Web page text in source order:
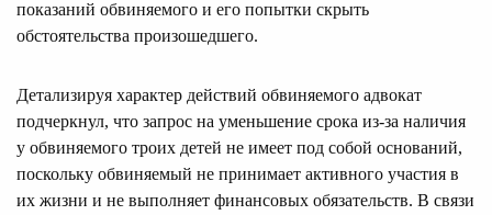
показаний обвиняемого и его попытки скрыть
обстоятельства произошедшего.
Детализируя характер действий обвиняемого адвокат
подчеркнул, что запрос на уменьшение срока из-за наличия
у обвиняемого троих детей не имеет под собой оснований,
поскольку обвиняемый не принимает активного участия в
их жизни и не выполняет финансовых обязательств. В связи